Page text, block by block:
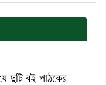
দুটি বই পাঠকের